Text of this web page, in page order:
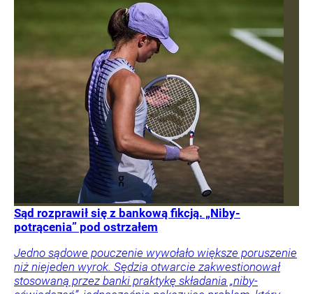
Sąd rozprawił się z bankową fikcją. „Niby-
potrącenia” pod ostrzałem
Jedno sądowe pouczenie wywołało większe poruszenie
niż niejeden wyrok. Sędzia otwarcie zakwestionował
stosowaną przez banki praktykę składania „niby-